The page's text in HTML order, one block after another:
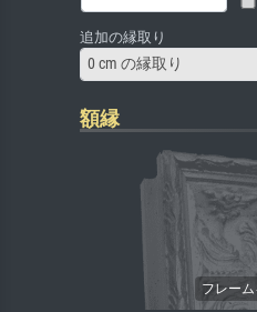
追加の縁取り
0 cm の縁取り
額縁